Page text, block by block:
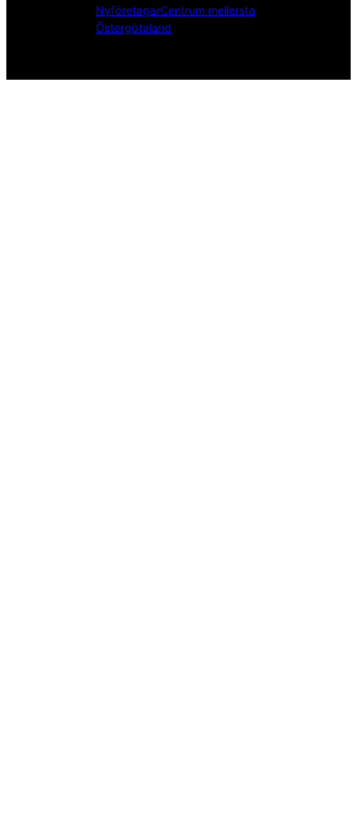
NyföretagarCentrum mellersta
Östergötaland